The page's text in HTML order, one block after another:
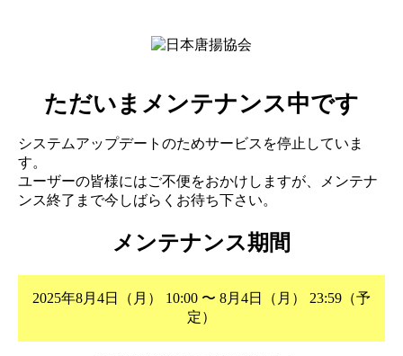
ただいまメンテナンス中です
システムアップデートのためサービスを停止していま
す。
ユーザーの皆様にはご不便をおかけしますが、メンテナ
ンス終了まで今しばらくお待ち下さい。
メンテナンス期間
2025年8月4日（月） 10:00 〜 8月4日（月） 23:59（予
定）